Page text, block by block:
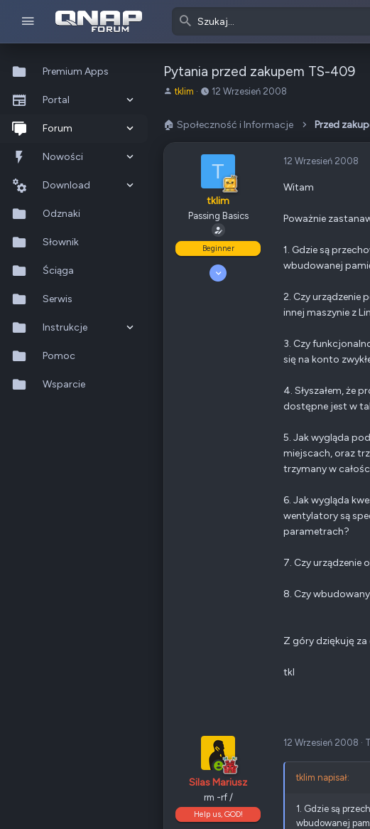
Premium Apps
Portal
Co nowego?
Ostatnia aktywność
Forum
Nowe posty
Popularne
Szukaj na forum
Nowości
Nowe posty
Wszystkie posty
Nowe zasoby
Ostatnia aktywność
Download
Szukaj zasobów
Odznaki
Słownik
Ściąga
Serwis
Instrukcje
QTS 5.2.x
QuTS hero h6.0.x
Pomoc
Wsparcie
Pytania przed zakupem TS-409
A
tklim
o12 Wrzesień 2008
🏠 Społeczność i Informacje Przed
T
tklim
Passing Basics
Beginner
12 Wrzesień 2008
12 Wrzesień 2008
Witam
Poważnie
1. Gdzie są
wbudowanej
2. Czy urządzenie
innej maszynie z
3. Czy
się na konto
4. Słyszałem, że
dostępne jest w
5. Jak wygląda
miejscach, oraz
trzymany w
6. Jak wygląda
wentylatory są
parametrach?
7. Czy urządzenie
8. Czy
Z góry dziękuję
tkl
Silas Mariusz
rm -rf /
Help us, GOD!
12 Wrzesień 2008 ·
tklim napisał:
1. Gdzie są
wbudowanej